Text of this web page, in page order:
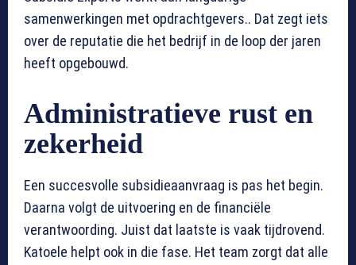
samenwerkingen met opdrachtgevers.. Dat zegt iets
over de reputatie die het bedrijf in de loop der jaren
heeft opgebouwd.
Administratieve rust en
zekerheid
Een succesvolle subsidieaanvraag is pas het begin.
Daarna volgt de uitvoering en de financiële
verantwoording. Juist dat laatste is vaak tijdrovend.
Katoele helpt ook in die fase. Het team zorgt dat alle